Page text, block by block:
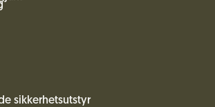
sikkerhetsutstyr